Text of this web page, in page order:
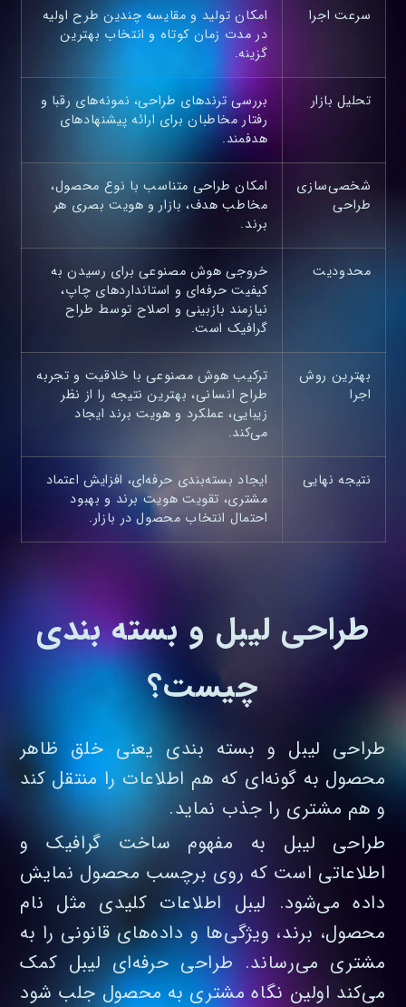
سرعت اجرا
امکان تولید و مقایسه چندین طرح اولیه
در مدت زمان کوتاه و انتخاب بهترین
گزینه.
تحلیل بازار
بررسی ترندهای طراحی، نمونه‌های رقبا و
رفتار مخاطبان برای ارائه پیشنهادهای
هدفمند.
شخصی‌سازی
طراحی
امکان طراحی متناسب با نوع محصول،
مخاطب هدف، بازار و هویت بصری هر
برند.
محدودیت
خروجی هوش مصنوعی برای رسیدن به
کیفیت حرفه‌ای و استانداردهای چاپ،
نیازمند بازبینی و اصلاح توسط طراح
گرافیک است.
بهترین روش
اجرا
ترکیب هوش مصنوعی با خلاقیت و تجربه
طراح انسانی، بهترین نتیجه را از نظر
زیبایی، عملکرد و هویت برند ایجاد
می‌کند.
نتیجه نهایی
ایجاد بسته‌بندی حرفه‌ای، افزایش اعتماد
مشتری، تقویت هویت برند و بهبود
احتمال انتخاب محصول در بازار.
طراحی لیبل و بسته بندی
چیست؟
طراحی لیبل و بسته‌ بندی یعنی خلق ظاهر
محصول به گونه‌ای که هم اطلاعات را منتقل کند
و هم مشتری را جذب نماید.
طراحی لیبل به مفهوم ساخت گرافیک و
اطلاعاتی است که روی برچسب محصول نمایش
داده می‌شود. لیبل اطلاعات کلیدی مثل نام
محصول، برند، ویژگی‌ها و داده‌های قانونی را به
مشتری می‌رساند. طراحی حرفه‌ای لیبل کمک
می‌کند اولین نگاه مشتری به محصول جلب شود